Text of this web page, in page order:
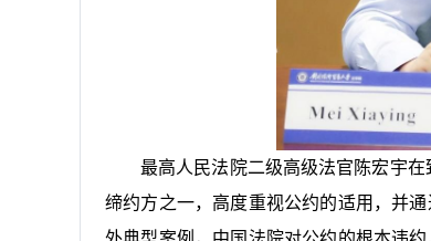
最高人民法院二级高级法官陈宏宇
缔约方之一，高度重视公约的适用，并